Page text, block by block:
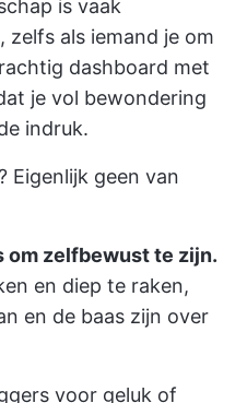
is vaak
als iemand je om
dashboard met
je vol bewondering
indruk.
Eigenlijk geen van
om zelfbewust te zijn.
en diep te raken,
en de baas zijn over
voor geluk of